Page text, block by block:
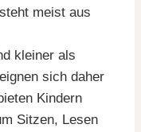
meist aus
kleiner als
sich daher
Kindern
Sitzen, Lesen